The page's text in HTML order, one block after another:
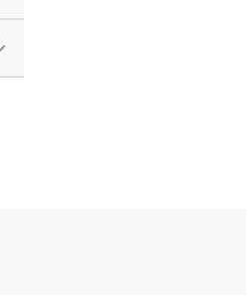
Uitleg: Kiezen voor